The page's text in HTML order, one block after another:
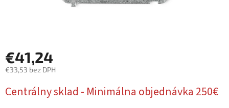
€41,24
€33,53 bez DPH
cena:
Centrálny sklad - Minimálna objednávka 250€